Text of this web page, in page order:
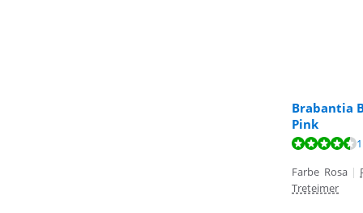
Brabantia
Pink
Bewertet mit
Farbe Rosa |
Treteimer
Bewertet mit
Bewertet mit